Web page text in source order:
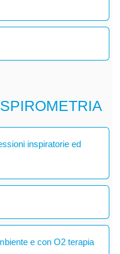
inspiratorie ed
e con O2 terapia